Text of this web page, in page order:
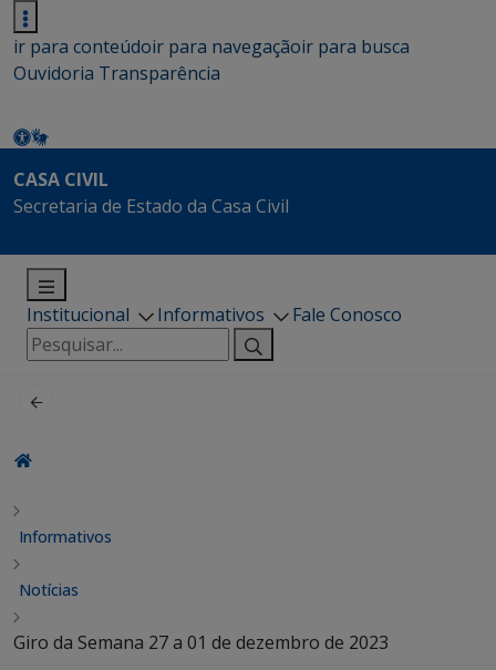
ir para conteúdoir para navegaçãoir para busca
Ouvidoria Transparência
CASA CIVIL
Secretaria de Estado da Casa Civil
Institucional Informativos
Fale Conosco
Pesquisar
por:
Informativos
Notícias
Giro da Semana 27 a 01 de dezembro de 2023